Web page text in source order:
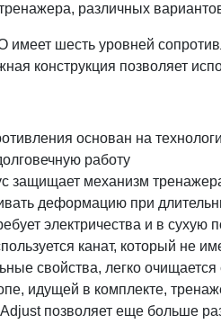
различных
имеет шесть уровней
конструкция позволяет
основан на
работу
защищает механизм
деформацию при
электричества и в сухую
канат, который не
свойства, легко
идущей в комплекте,
позволяет еще больше